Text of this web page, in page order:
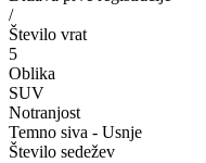
/
Število vrat
5
Oblika
SUV
Notranjost
Temno siva - Usnje
Število sedežev